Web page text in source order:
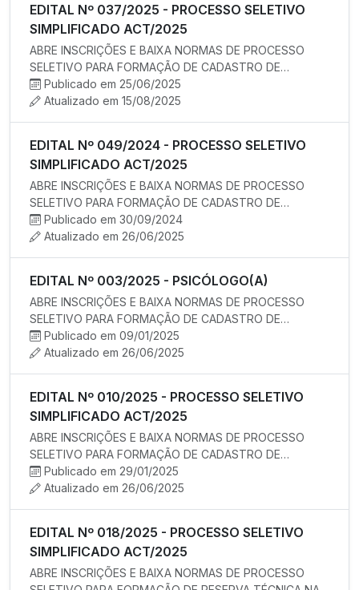
EDITAL Nº 037/2025 - PROCESSO SELETIVO
SIMPLIFICADO ACT/2025
ABRE INSCRIÇÕES E BAIXA NORMAS DE PROCESSO
SELETIVO PARA FORMAÇÃO DE CADASTRO DE
RESERVA PARA EVENTUAL CONTRATAÇÃO TEMPO…
Publicado em 25/06/2025
Atualizado em 15/08/2025
EDITAL Nº 049/2024 - PROCESSO SELETIVO
SIMPLIFICADO ACT/2025
ABRE INSCRIÇÕES E BAIXA NORMAS DE PROCESSO
SELETIVO PARA FORMAÇÃO DE CADASTRO DE
RESERVA PARA EVENTUAL CONTRATAÇÃO TEMPO…
Publicado em 30/09/2024
Atualizado em 26/06/2025
EDITAL Nº 003/2025 - PSICÓLOGO(A)
ABRE INSCRIÇÕES E BAIXA NORMAS DE PROCESSO
SELETIVO PARA FORMAÇÃO DE CADASTRO DE
RESERVA PARA EVENTUAL CONTRATAÇÃO TEMPO…
Publicado em 09/01/2025
Atualizado em 26/06/2025
EDITAL Nº 010/2025 - PROCESSO SELETIVO
SIMPLIFICADO ACT/2025
ABRE INSCRIÇÕES E BAIXA NORMAS DE PROCESSO
SELETIVO PARA FORMAÇÃO DE CADASTRO DE
RESERVA PARA EVENTUAL CONTRATAÇÃO TEMPO…
Publicado em 29/01/2025
Atualizado em 26/06/2025
EDITAL Nº 018/2025 - PROCESSO SELETIVO
SIMPLIFICADO ACT/2025
ABRE INSCRIÇÕES E BAIXA NORMAS DE PROCESSO